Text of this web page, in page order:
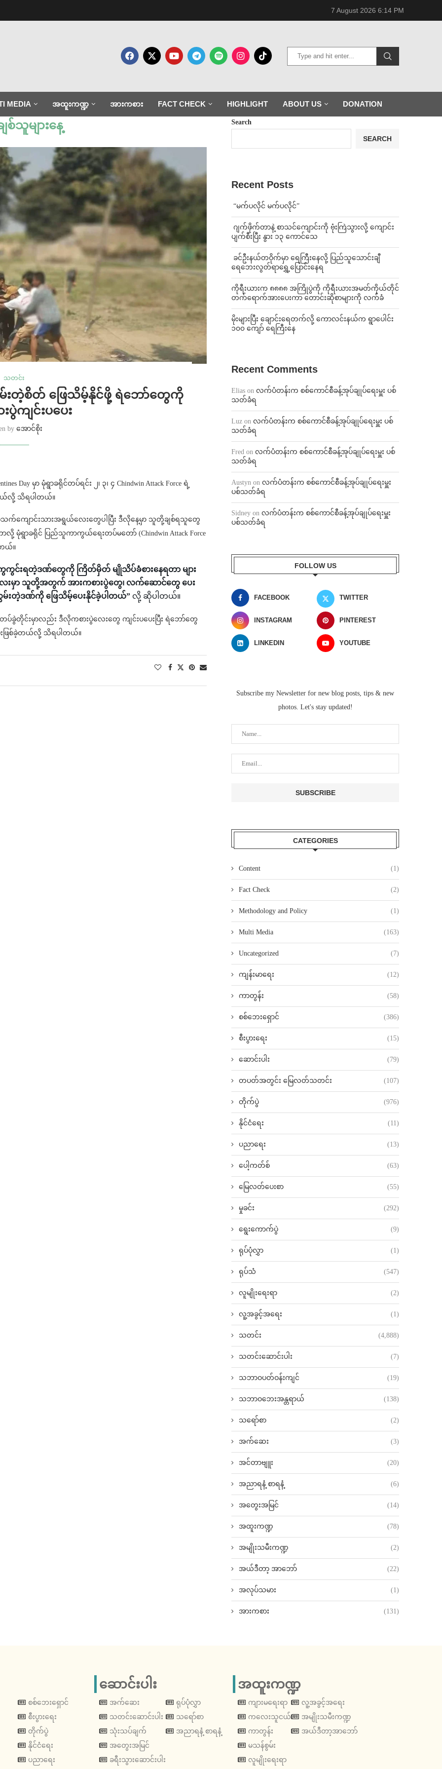
7 August 2026 6:14 PM
MEDIA အထူးကဏ္ဍ အားကစား FACT CHECK HIGHLIGHT ABOUT US DONATION
ျစ်သူများနေ့
သတင်း
းတဲ့စိတ် ဖြေသိမ့်နိုင်ဖို့ ရဲဘော်တွေကို
ပွဲကျင်းပပေး
byအောင်စိုး
Day မှာ မုံရွာခရိုင်တပ်ရင်း ၂၊ ၃၊ ၄ Chindwin Attack Force ရဲ့
ယ်လို့ သိရပါတယ်။
ျောင်းသားအရွယ်လေးတွေပါပြီး ဒီလိုနေ့မှာ သူတို့ချစ်ရသူတွေ
မုံရွာခရိုင် ပြည်သူကာကွယ်ရေးတပ်မတော် (Chindwin Attack Force
တယ်။
းရတဲ့ဒဏ်တွေကို ကြိတ်မှိတ် မျိုသိပ်ခံစားနေရတာ များ
းမှာ သူတို့အတွက် အားကစားပွဲတွေ၊ လက်ဆောင်တွေ ပေး
းတဲ့ဒဏ်ကို ဖြေသိမ့်ပေးနိုင်ခဲ့ပါတယ်” လို့ ဆိုပါတယ်။
တပ်ခွဲတိုင်းမှာလည်း ဒီလိုကစားပွဲလေးတွေ ကျင်းပပေးပြီး ရဲဘော်တွေ
ေးဖြစ်ခဲ့တယ်လို့ သိရပါတယ်။
Search
SEARCH
Recent Posts
⁨ ⁨“မက်ပလိုင် မက်ပလိုင်”
⁨⁩ ⁨ဂျက်ဖိုက်တာနဲ့ စာသင်ကျောင်းကို ဗုံးကြဲသွားလို့ ကျောင်း
ပျက်စီးပြီး နွား ၁၃ ကောင်သေ
⁩ ⁨ခင်ဦးနယ်တဝိုက်မှာ ရေကြီးနေလို့ ပြည်သူသောင်းချီ
ရေဘေးလွတ်ရာရွှေ့ပြောင်းနေရ
ကိုရီးယားက ၈၈၈၈ အကြိုပွဲကို ကိုရီးယားအမတ်ကိုယ်တိုင်
တက်ရောက်အားပေးကာ တောင်းဆိုစာများကို လက်ခံ
⁨မိုးများပြီး ချောင်းရေတက်လို့ ကောလင်းနယ်က ရွာပေါင်း
၁၀၀ ကျော် ရေကြီးနေ
Recent Comments
Elias on လက်ပံတန်းက စစ်ကောင်စီခန့်အုပ်ချုပ်ရေးမှူး ပစ်
သတ်ခံရ
Luz on လက်ပံတန်းက စစ်ကောင်စီခန့်အုပ်ချုပ်ရေးမှူး ပစ်
သတ်ခံရ
Fred on လက်ပံတန်းက စစ်ကောင်စီခန့်အုပ်ချုပ်ရေးမှူး ပစ်
သတ်ခံရ
Austyn on လက်ပံတန်းက စစ်ကောင်စီခန့်အုပ်ချုပ်ရေးမှူး
ပစ်သတ်ခံရ
Sidney on လက်ပံတန်းက စစ်ကောင်စီခန့်အုပ်ချုပ်ရေးမှူး
ပစ်သတ်ခံရ
FOLLOW US
FACEBOOK TWITTER
INSTAGRAM PINTEREST
LINKEDIN YOUTUBE
Subscribe my Newsletter for new blog posts, tips & new
photos. Let's stay updated!
CATEGORIES
Content (1)
Fact Check (2)
Methodology and Policy (1)
Multi Media (163)
Uncategorized (7)
ကျန်းမာရေး (12)
ကာတွန်း (58)
စစ်ဘေးရှောင် (386)
စီးပွားရေး (15)
ဆောင်းပါး (79)
တပတ်အတွင်း မြေလတ်သတင်း (107)
တိုက်ပွဲ (976)
နိုင်ငံရေး (11)
ပညာရေး (13)
ပေါ့ကတ်စ် (63)
မြေလတ်ပေးစာ (55)
မှုခင်း (292)
ရွေးကောက်ပွဲ (9)
ရုပ်ပုံလွှာ (1)
ရုပ်သံ (547)
လူမျိုးရေးရာ (2)
လူ့အခွင့်အရေး (1)
သတင်း (4,888)
သတင်းဆောင်းပါး (7)
သဘာဝပတ်ဝန်းကျင် (19)
သဘာဝဘေးအန္တရာယ် (138)
သရော်စာ (2)
အက်ဆေး (3)
အင်တာဗျူး (20)
အညာရနံ့ စာရနံ့ (6)
အတွေးအမြင် (14)
အထူးကဏ္ဍ (78)
အမျိုးသမီးကဏ္ဍ (2)
အယ်ဒီတာ့ အာဘော် (22)
အလုပ်သမား (1)
အားကစား (131)
စစ်ဘေးရှောင်
စီးပွားရေး
တိုက်ပွဲ
နိုင်ငံရေး
ပညာရေး
ဆောင်းပါး
အက်ဆေး
သတင်းဆောင်းပါး
သုံးသပ်ချက်
အတွေးအမြင်
ခရီးသွားဆောင်းပါး
ရုပ်ပုံလွှာ
သရော်စာ
အညာရနံ့ စာရနံ့
အထူးကဏ္ဍ
ကျားမရေးရာ
ကလေးသူငယ်
ကာတွန်း
မသန်စွမ်း
လူမျိုးရေးရာ
လူ့အခွင့်အရေး
အမျိုးသမီးကဏ္ဍ
အယ်ဒီတာ့အာဘော်